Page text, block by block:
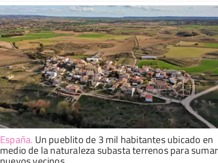
España. Un pueblito de 3 mil habitantes ubicado en
medio de la naturaleza subasta terrenos para sumar